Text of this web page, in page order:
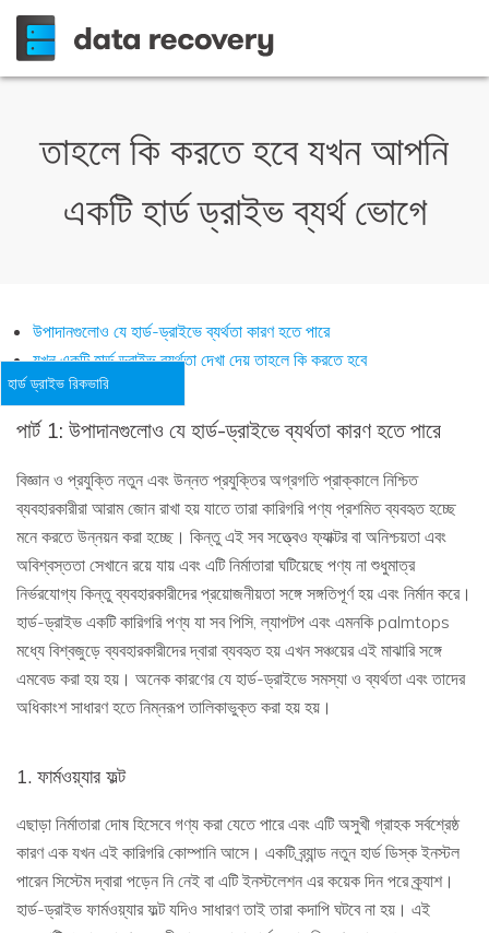
তাহলে কি করতে হবে যখন আপনি
একটি হার্ড ড্রাইভ ব্যর্থ ভোগে
উপাদানগুলোও যে হার্ড-ড্রাইভে ব্যর্থতা কারণ হতে পারে
যখন একটি হার্ড ড্রাইভ ব্যর্থতা দেখা দেয় তাহলে কি করতে হবে
পার্ট 1: উপাদানগুলোও যে হার্ড-ড্রাইভে ব্যর্থতা কারণ হতে পারে
বিজ্ঞান ও প্রযুক্তি নতুন এবং উন্নত প্রযুক্তির অগ্রগতি প্রাক্কালে নিশ্চিত
ব্যবহারকারীরা আরাম জোন রাখা হয় যাতে তারা কারিগরি পণ্য প্রশমিত ব্যবহৃত হচ্ছে
মনে করতে উন্নয়ন করা হচ্ছে। কিন্তু এই সব সত্ত্বেও ফ্যাক্টর বা অনিশ্চয়তা এবং
অবিশ্বস্ততা সেখানে রয়ে যায় এবং এটি নির্মাতারা ঘটিয়েছে পণ্য না শুধুমাত্র
নির্ভরযোগ্য কিন্তু ব্যবহারকারীদের প্রয়োজনীয়তা সঙ্গে সঙ্গতিপূর্ণ হয় এবং নির্মান করে।
হার্ড-ড্রাইভ একটি কারিগরি পণ্য যা সব পিসি, ল্যাপটপ এবং এমনকি palmtops
মধ্যে বিশ্বজুড়ে ব্যবহারকারীদের দ্বারা ব্যবহৃত হয় এখন সঞ্চয়ের এই মাঝারি সঙ্গে
এমবেড করা হয় হয়। অনেক কারণের যে হার্ড-ড্রাইভে সমস্যা ও ব্যর্থতা এবং তাদের
অধিকাংশ সাধারণ হতে নিম্নরূপ তালিকাভুক্ত করা হয় হয়।
1. ফার্মওয়্যার ফল্ট
এছাড়া নির্মাতারা দোষ হিসেবে গণ্য করা যেতে পারে এবং এটি অসুখী গ্রাহক সর্বশ্রেষ্ঠ
কারণ এক যখন এই কারিগরি কোম্পানি আসে। একটি ব্র্যান্ড নতুন হার্ড ডিস্ক ইনস্টল
পারেন সিস্টেম দ্বারা পড়েন নি নেই বা এটি ইনস্টলেশন এর কয়েক দিন পরে ক্র্যাশ।
হার্ড-ড্রাইভ ফার্মওয়্যার ফল্ট যদিও সাধারণ তাই তারা কদাপি ঘটবে না হয়। এই
হার্ড ড্রাইভ রিকভারি